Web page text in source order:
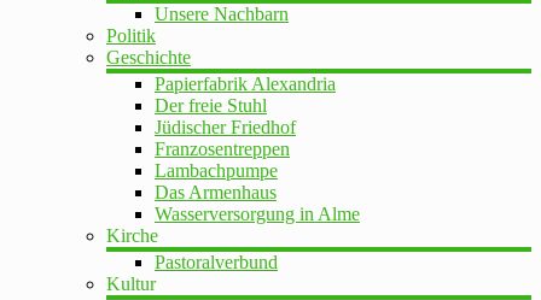
Unsere Nachbarn
Politik
Geschichte
Papierfabrik Alexandria
Der freie Stuhl
Jüdischer Friedhof
Franzosentreppen
Lambachpumpe
Das Armenhaus
Wasserversorgung in Alme
Kirche
Pastoralverbund
Kultur